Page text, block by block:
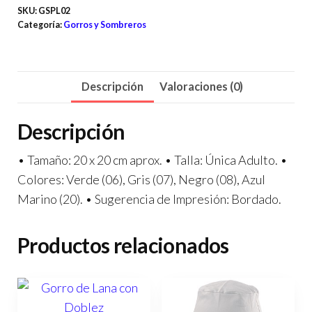
SKU: GSPL02
Categoría: Gorros y Sombreros
Descripción Valoraciones (0)
Descripción
• Tamaño: 20 x 20 cm aprox. • Talla: Única Adulto. •
Colores: Verde (06), Gris (07), Negro (08), Azul
Marino (20). • Sugerencia de Impresión: Bordado.
Productos relacionados